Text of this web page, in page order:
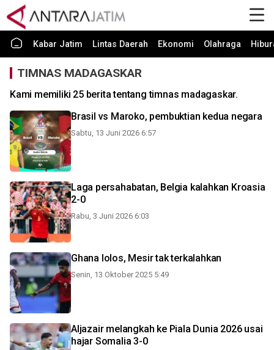
Kabar Jatim Lintas Daerah Ekonomi Olahraga
TIMNAS MADAGASKAR
Kami memiliki 25 berita tentang timnas madagaskar.
Brasil vs Maroko, pembuktian kedua negara
Sabtu, 13 Juni 2026 6:57
Laga persahabatan, Belgia kalahkan Kroasia
2-0
Rabu, 3 Juni 2026 6:03
Ghana lolos, Mesir tak terkalahkan
Senin, 13 Oktober 2025 5:49
Aljazair melangkah ke Piala Dunia 2026 usai
hajar Somalia 3-0